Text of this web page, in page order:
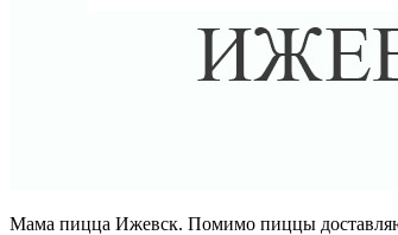
Мама пицца Ижевск. Помимо пиццы